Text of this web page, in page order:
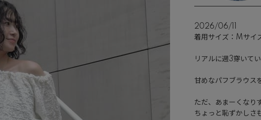
2026/06/11
着用サイズ：Mサイ
リアルに週3穿いて
甘めなパフブラウス
ただ、あまーくなり
ちょっと恥ずかしさ